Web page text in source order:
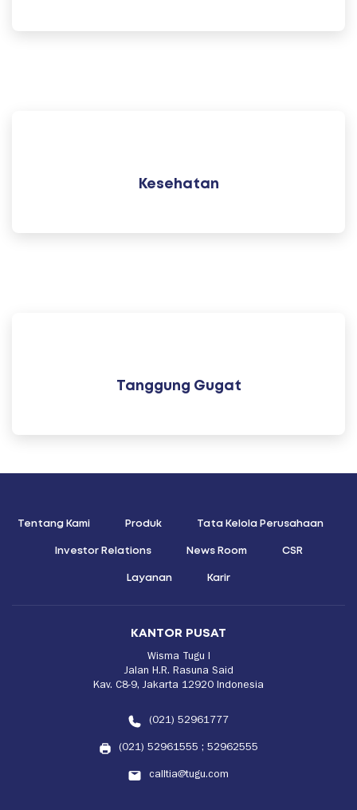
Kesehatan
Tanggung Gugat
Tentang Kami Produk Tata Kelola Perusahaan
Investor Relations News Room CSR
Layanan Karir
KANTOR PUSAT
Wisma Tugu I
Jalan H.R. Rasuna Said
Kav. C8-9, Jakarta 12920 Indonesia
(021) 52961777
(021) 52961555 ; 52962555
calltia@tugu.com